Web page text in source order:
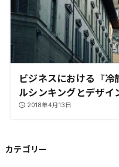
ビジネスにおける『冷
ルシンキングとデザイ
2018年4月13日
カテゴリー